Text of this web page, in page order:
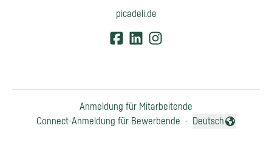
picadeli.de
Anmeldung für Mitarbeitende
Connect-Anmeldung für Bewerbende
·
Sprache ändern
Deutsch